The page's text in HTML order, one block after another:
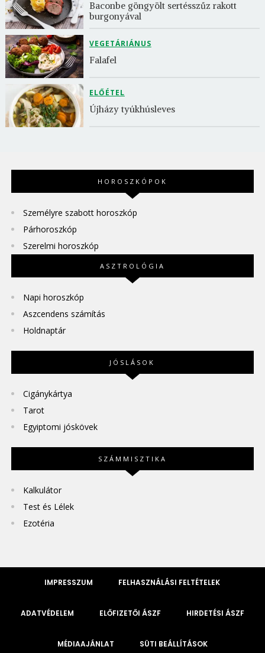
Baconbe göngyölt sertésszűz rakott
burgonyával
VEGETÁRIÁNUS
Falafel
ELŐÉTEL
Újházy tyúkhúsleves
HOROSZKÓPOK
Személyre szabott horoszkóp
Párhoroszkóp
Szerelmi horoszkóp
ASZTROLÓGIA
Napi horoszkóp
Aszcendens számítás
Holdnaptár
JÓSLÁSOK
Cigánykártya
Tarot
Egyiptomi jóskövek
SZÁMMISZTIKA
Kalkulátor
Test és Lélek
Ezotéria
IMPRESSZUM FELHASZNÁLÁSI FELTÉTELEK
ADATVÉDELEM ELŐFIZETŐI ÁSZF HIRDETÉSI ÁSZF
MÉDIAAJÁNLAT SÜTI BEÁLLÍTÁSOK